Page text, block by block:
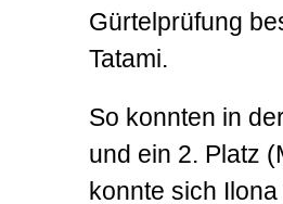
Gürtelprüfung
Tatami.
So konnten in
und ein 2. Platz
konnte sich